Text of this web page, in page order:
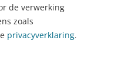
de verwerking
zoals
privacyverklaring.